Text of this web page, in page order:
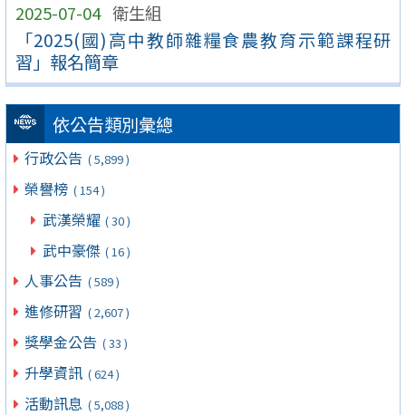
2025-07-04 衛生組
「2025(國)高中教師雜糧食農教育示範課程研
習」報名簡章
依公告類別彙總
行政公告 ( 5,899 )
榮譽榜 ( 154 )
武漢榮耀 ( 30 )
武中豪傑 ( 16 )
人事公告 ( 589 )
進修研習 ( 2,607 )
獎學金公告 ( 33 )
升學資訊 ( 624 )
活動訊息 ( 5,088 )